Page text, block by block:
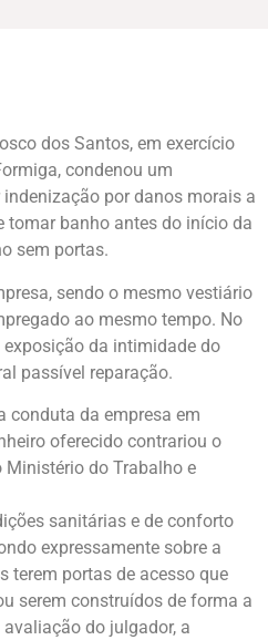
dos Santos, em exercício
condenou um
por danos morais a
tomar banho antes do início da
sem portas.
sendo o mesmo vestiário
ao mesmo tempo. No
da intimidade do
passível reparação.
conduta da empresa em
oferecido contrariou o
Ministério do Trabalho e
sanitárias e de conforto
expressamente sobre a
terem portas de acesso que
serem construídos de forma a
do julgador, a